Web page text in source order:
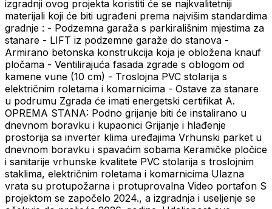
izgradnji ovog projekta koristiti će se najkvalitetniji
materijali koji će biti ugrađeni prema najvišim standardima
gradnje : - Podzemna garaža s parkirališnim mjestima za
stanare - LIFT iz podzemne garaže do stanova -
Armirano betonska konstrukcija koja je obložena knauf
pločama - Ventilirajuća fasada zgrade s oblogom od
kamene vune (10 cm) - Troslojna PVC stolarija s
električnim roletama i komarnicima - Ostave za stanare
u podrumu Zgrada će imati energetski certifikat A.
OPREMA STANA: Podno grijanje biti će instalirano u
dnevnom boravku i kupaonici Grijanje i hlađenje
prostorija sa inverter klima uređajima Vrhunski parket u
dnevnom boravku i spavaćim sobama Keramičke pločice
i sanitarije vrhunske kvalitete PVC stolarija s troslojnim
staklima, električnim roletama i komarnicima Ulazna
vrata su protupožarna i protuprovalna Video portafon S
projektom se započelo 2024., a izgradnja i useljenje se